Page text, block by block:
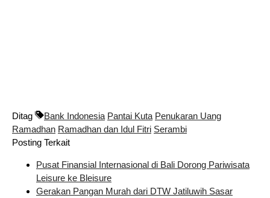
Ditag Bank Indonesia Pantai Kuta Penukaran Uang
Ramadhan Ramadhan dan Idul Fitri Serambi
Posting Terkait
Pusat Finansial Internasional di Bali Dorong Pariwisata
Leisure ke Bleisure
Gerakan Pangan Murah dari DTW Jatiluwih Sasar